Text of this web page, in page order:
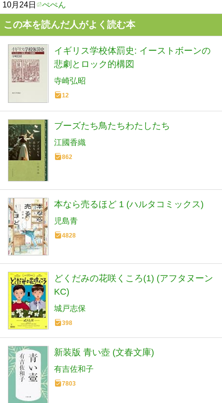
10月24日 ぺぺん
この本を読んだ人がよく読む本
イギリス学校体罰史: イーストボーンの
悲劇とロック的構図
寺崎弘昭
12
ブーズたち鳥たちわたしたち
江國香織
862
本なら売るほど 1 (ハルタコミックス)
児島青
4828
どくだみの花咲くころ(1) (アフタヌーン
KC)
城戸志保
398
新装版 青い壺 (文春文庫)
有吉佐和子
7803